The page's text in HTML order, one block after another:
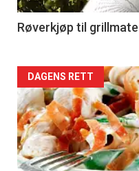
4
Røverkjøp til
Forsiden
akkurat
nå
DAGENS RETT